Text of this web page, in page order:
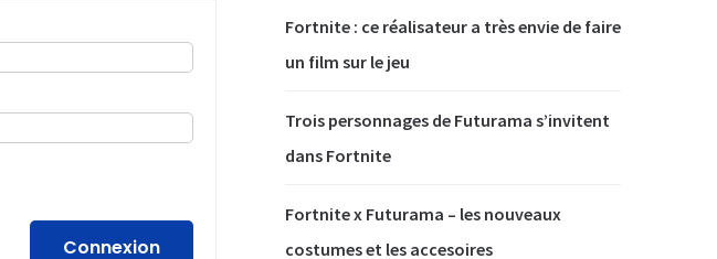
Connexion
Fortnite : ce réalisateur a très envie de faire
un film sur le jeu
Trois personnages de Futurama s’invitent
dans Fortnite
Fortnite x Futurama – les nouveaux
costumes et les accesoires